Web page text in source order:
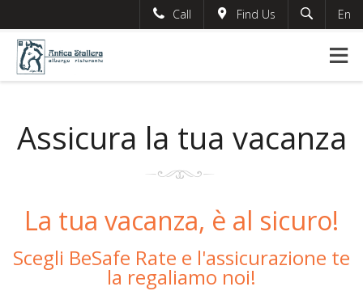
This page can't load Google Maps correctly.
Search
German
France
Call Find Us En
Assicura la tua vacanza
La tua vacanza, è al sicuro!
Scegli BeSafe Rate e l'assicurazione te
la regaliamo noi!